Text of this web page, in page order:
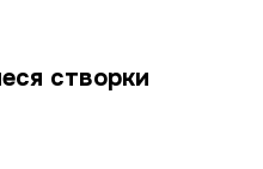
створки